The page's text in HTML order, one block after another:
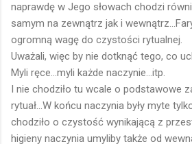
naprawdę w Jego słowach chodzi
samym na zewnątrz jak i
ogromną wagę do czystości rytualnej.
Uważali, więc by nie dotknąć tego, co
Myli ręce...myli każde naczynie...itp.
I nie chodziło tu wcale o podstawowe
rytuał...W końcu naczynia były myte
chodziło o czystość wynikającą z
higieny naczynia umyliby także od